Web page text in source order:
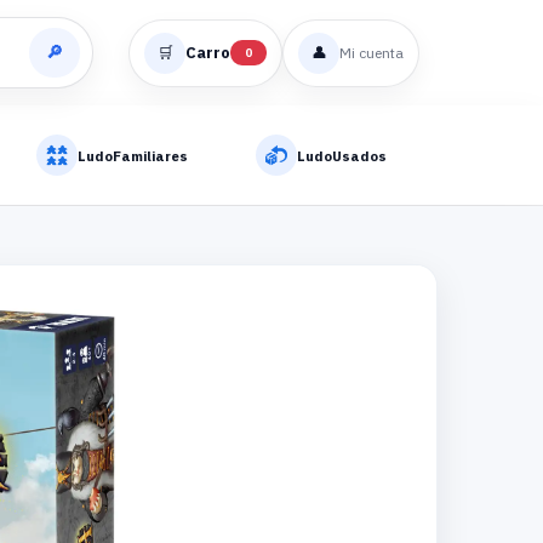
🔎 🛒 Carro 0 👤 Mi cuenta
LudoFamiliares LudoUsados